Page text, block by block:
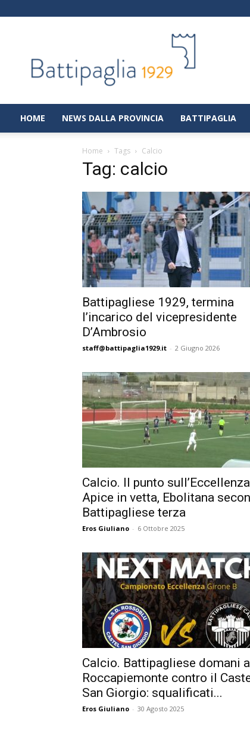
|
Notizie
dalla
città
di
HOME NEWS DALLA PROVINCIA BATTIPAGLIA
Home Tags Calcio
Tag: calcio
Battipagliese 1929, termina
l’incarico del vicepresidente
D’Ambrosio
staff@battipaglia1929.it - 2 Giugno 2026
Calcio. Il punto
Apice in vetta, Ebolitana
Battipagliese terza
Eros Giuliano - 6 Ottobre 2025
Calcio. Battipagliese domani a
Roccapiemonte contro il
San Giorgio: squalificati...
Eros Giuliano - 30 Agosto 2025